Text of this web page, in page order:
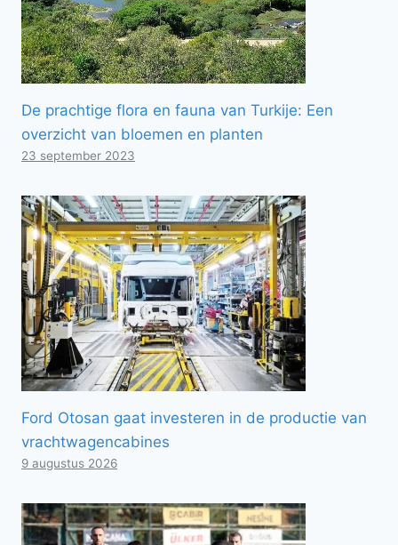
De prachtige flora en fauna van Turkije: Een
overzicht van bloemen en planten
23 september 2023
Ford Otosan gaat investeren in de productie van
vrachtwagencabines
9 augustus 2026